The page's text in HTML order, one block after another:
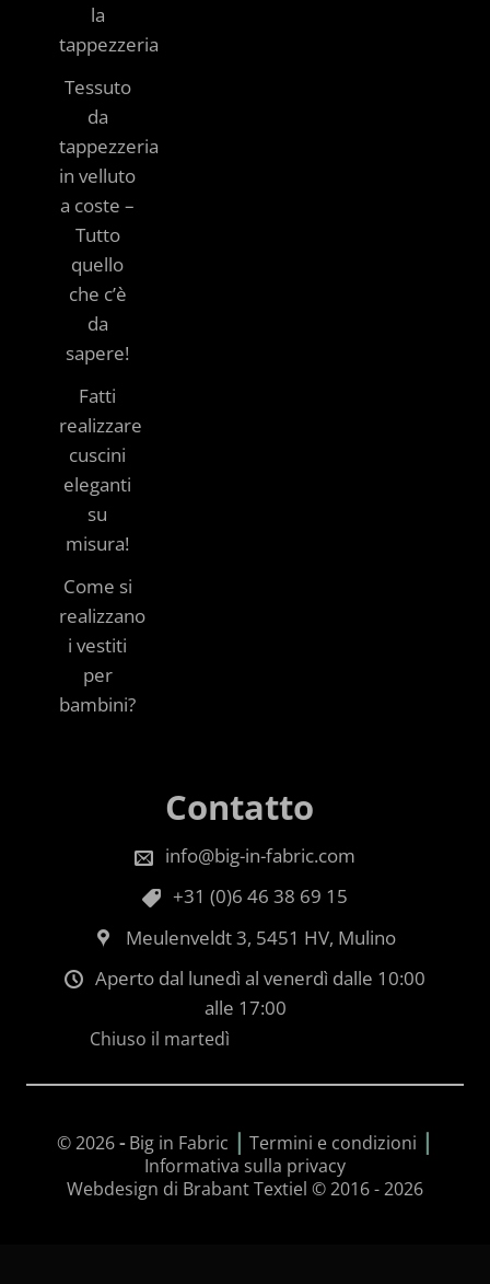
la
tappezzeria
Tessuto
da
tappezzeria
in velluto
a coste –
Tutto
quello
che c’è
da
sapere!
Fatti
realizzare
cuscini
eleganti
su
misura!
Come si
realizzano
i vestiti
per
bambini?
Contatto
info@big-in-fabric.com
+31 (0)6 46 38 69 15
Meulenveldt 3, 5451 HV, Mulino
Aperto dal lunedì al venerdì dalle 10:00
alle 17:00
Chiuso il martedì
© 2026-Big in Fabric | Termini e condizioni |
Informativa sulla privacy
Webdesign di Brabant Textiel © 2016 - 2026